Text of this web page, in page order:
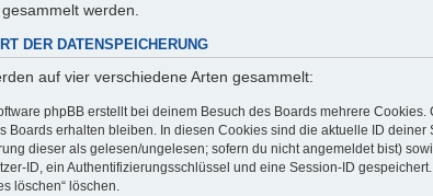
werden.
DER DATENSPEICHERUNG
auf vier verschiedene Arten gesammelt:
phpBB erstellt bei deinem Besuch des Boards mehrere
Boards erhalten bleiben. In diesen Cookies sind die aktuelle ID
dieser als gelesen/ungelesen; sofern du nicht angemeldet bist)
ID, ein Authentifizierungsschlüssel und eine Session-ID
löschen“ löschen.